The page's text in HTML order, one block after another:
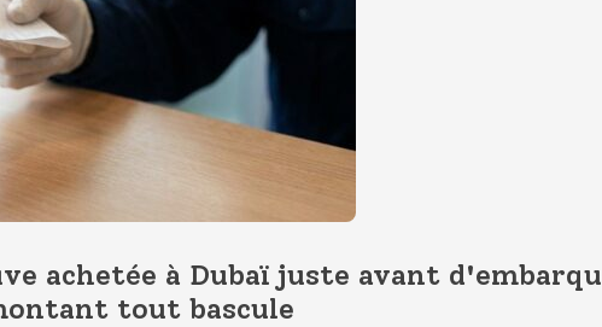
achetée à Dubaï juste avant
tout bascule